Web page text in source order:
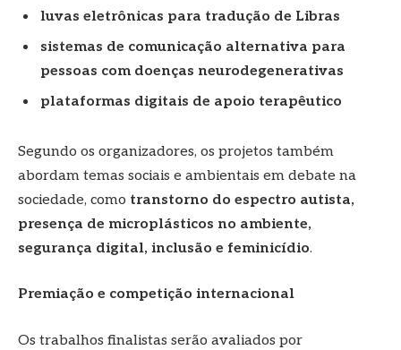
luvas eletrônicas para tradução de Libras
sistemas de comunicação alternativa para
pessoas com doenças neurodegenerativas
plataformas digitais de apoio terapêutico
Segundo os organizadores, os projetos também
abordam temas sociais e ambientais em debate na
sociedade, como transtorno do espectro autista,
presença de microplásticos no ambiente,
segurança digital, inclusão e feminicídio.
Premiação e competição internacional
Os trabalhos finalistas serão avaliados por